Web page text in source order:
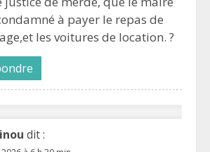
à payer le repas de
les voitures de location. ?
dit :